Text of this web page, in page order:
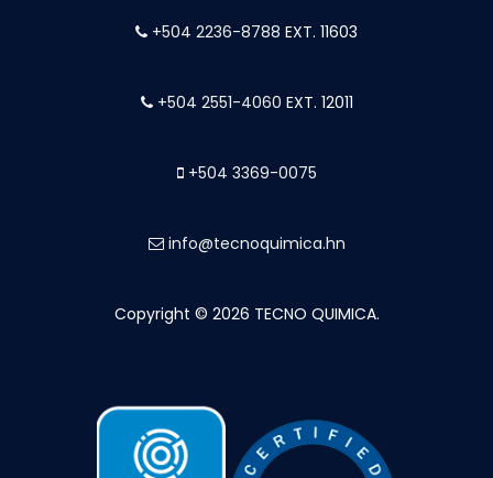
+504 2236-8788 EXT. 11603
+504 2551-4060 EXT. 12011
+504 3369-0075
info@tecnoquimica.hn
Copyright © 2026 TECNO QUIMICA.